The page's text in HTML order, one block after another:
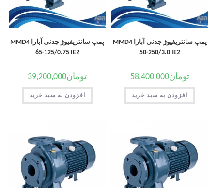
پمپ سانتریفیوژ چدنی آبارا MMD4
50-250/3.0 IE2
تومان58,400,000
افزودن به سبد خرید
پمپ سانتریفیوژ چدنی آبارا MMD4
65-125/0.75 IE2
تومان39,200,000
افزودن به سبد خرید